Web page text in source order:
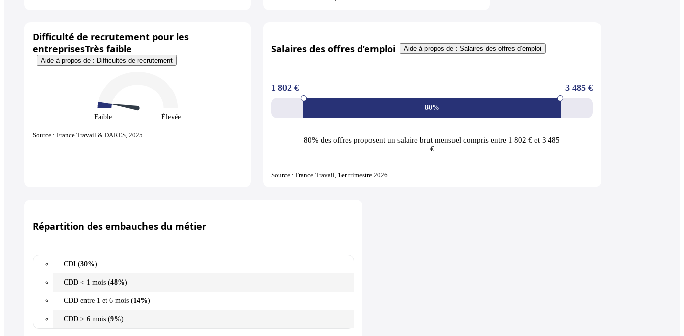
Difficulté de recrutement pour les
entreprisesTrès faible
Aide à propos de : Difficultés de recrutement
Faible Élevée
Source : France Travail & DARES, 2025
Salaires des offres d’emploi Aide à propos de : Salaires des offres d’emploi
80%
1 802 € 3 485 €
80% des offres proposent un salaire brut mensuel compris entre 1 802 € et 3 485
€
Source : France Travail, 1er trimestre 2026
Répartition des embauches du métier
CDI (30%)
CDD < 1 mois (48%)
CDD entre 1 et 6 mois (14%)
CDD > 6 mois (9%)